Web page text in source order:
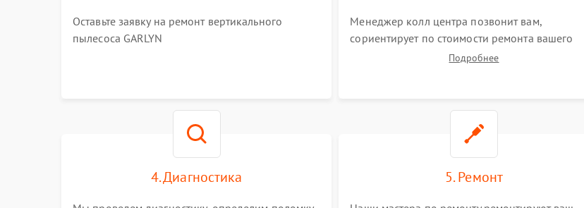
Оставьте заявку на ремонт вертикального
пылесоса GARLYN
Менеджер колл центра позвонит вам,
сориентирует по стоимости ремонта вашего
вертикального пылесоса а также ответит на все
Подробнее
4. Диагностика 5. Ремонт